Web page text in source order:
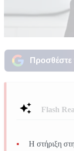
Flash
Η στήριξη